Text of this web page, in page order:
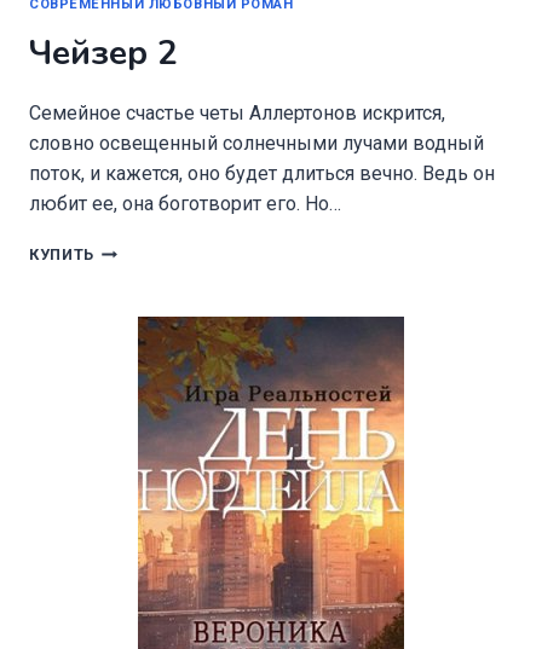
СОВРЕМЕННЫЙ ЛЮБОВНЫЙ РОМАН
Чейзер 2
Семейное счастье четы Аллертонов искрится,
словно освещенный солнечными лучами водный
поток, и кажется, оно будет длиться вечно. Ведь он
любит ее, она боготворит его. Но…
КУПИТЬ ЧЕЙЗЕР